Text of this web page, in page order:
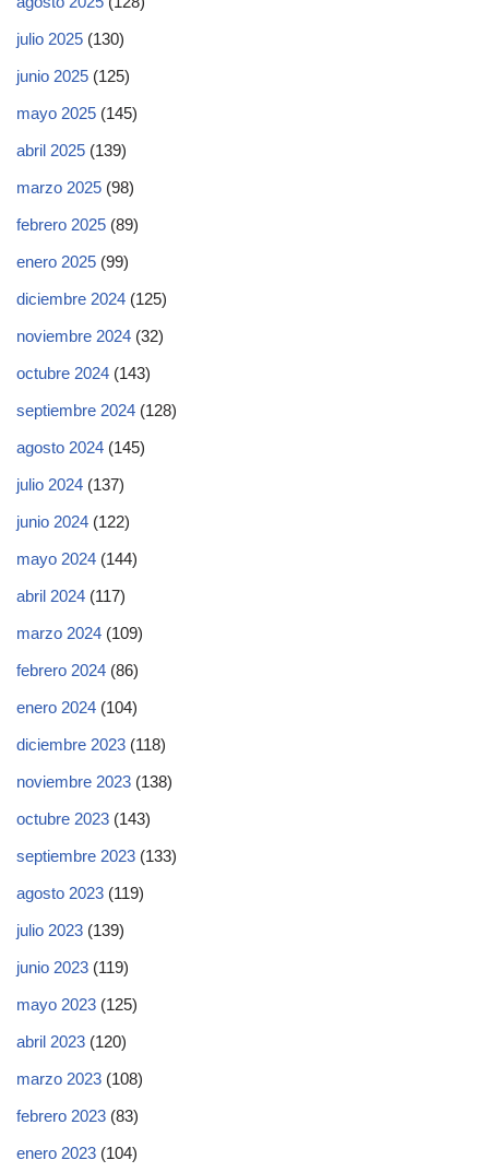
julio 2025 (130)
junio 2025 (125)
mayo 2025 (145)
abril 2025 (139)
marzo 2025 (98)
febrero 2025 (89)
enero 2025 (99)
diciembre 2024 (125)
noviembre 2024 (32)
octubre 2024 (143)
septiembre 2024 (128)
agosto 2024 (145)
julio 2024 (137)
junio 2024 (122)
mayo 2024 (144)
abril 2024 (117)
marzo 2024 (109)
febrero 2024 (86)
enero 2024 (104)
diciembre 2023 (118)
noviembre 2023 (138)
octubre 2023 (143)
septiembre 2023 (133)
agosto 2023 (119)
julio 2023 (139)
junio 2023 (119)
mayo 2023 (125)
abril 2023 (120)
marzo 2023 (108)
febrero 2023 (83)
enero 2023 (104)